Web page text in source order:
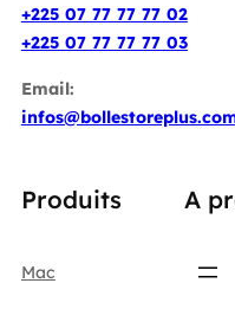
+225 07 77 77 77 02
+225 07 77 77 77 03
Email:
Produits
Mac
A